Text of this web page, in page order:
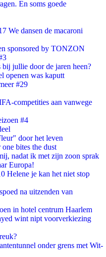
En soms goede
We dansen de macaroni
sponsored by TONZON
jullie door de jaren heen?
openen was kaputt
#29
competities aan vanwege
#4
door het leven
bites the dust
nadat ik met zijn zoon sprak
Europa!
Helene je kan het niet stop
na uitzenden van
in hotel centrum Haarlem
wint nipt voorverkiezing
onder grens met Wit-